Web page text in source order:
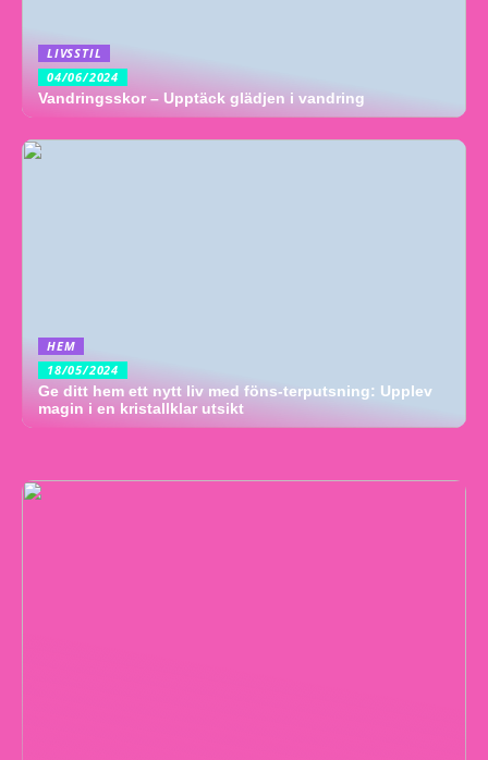
LIVSSTIL
04/06/2024
Vandringsskor – Upptäck glädjen i vandring
HEM
18/05/2024
Ge ditt hem ett nytt liv med föns-terputsning: Upplev
magin i en kristallklar utsikt